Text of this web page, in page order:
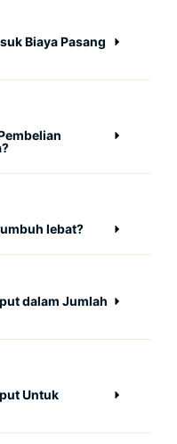
Biaya Pasang
lebat?
dalam Jumlah
Untuk